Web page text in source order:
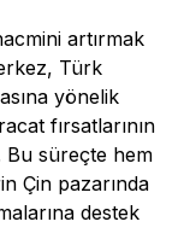
artırmak
Türk
yönelik
fırsatlarının
Bu süreçte hem
Çin pazarında
destek